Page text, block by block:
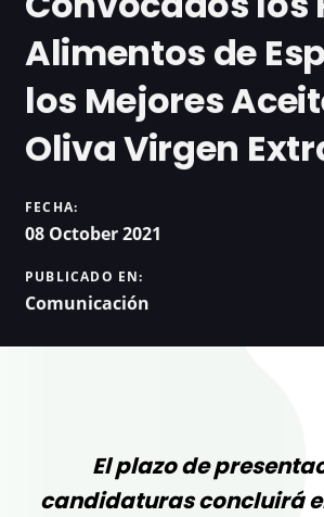
Alimentos de
los Mejores
Oliva Virgen
FECHA:
08 October 2021
PUBLICADO EN:
Comunicación
El plazo de
candidaturas concluirá